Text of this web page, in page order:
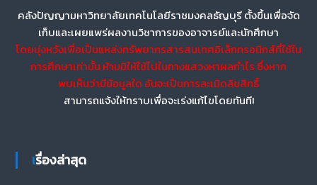
คลังปัญญามหาวิทยาลัยเทคโนโลยีราชมงคลธัญบุรี ตั้งขึ้นเพื่อจัด
เก็บและเผยแพร่ผลงานวิชาการของอาจารย์และนักศึกษา
โดยมุ่งหวังเพื่อเป็นแหล่งทรัพยากรสารสนเทศอิเล็กทรอนิกส์ที่ใช้ใน
การศึกษาเท่านั้น ห้ามมิให้ใช้ไปในทางแสวงหาผลกำไร ซึ่งหาก
พบเห็นว่ามีข้อมูลใด อันจะเป็นการละเมิดลิขสิทธิ์
สามารถแจ้งให้ทราบเพื่อจะเร่งแก้ไขโดยทันที!
เรื่องล่าสุด